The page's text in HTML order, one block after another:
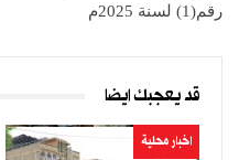
رقم(1) لسنة 2025م
قد يعجبك ايضا
اخبار محلية